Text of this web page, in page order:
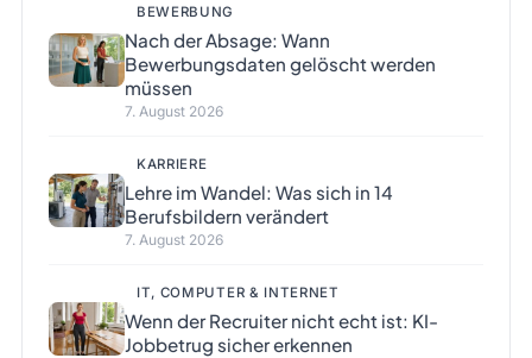
BEWERBUNG
Nach der Absage: Wann
Bewerbungsdaten gelöscht werden
müssen
7. August 2026
KARRIERE
Lehre im Wandel: Was sich in 14
Berufsbildern verändert
7. August 2026
IT, COMPUTER & INTERNET
Wenn der Recruiter nicht echt ist: KI-
Jobbetrug sicher erkennen